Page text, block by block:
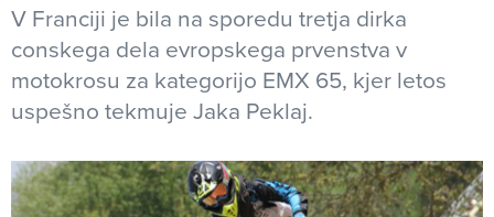
V Franciji je bila na sporedu tretja dirka
conskega dela evropskega prvenstva v
motokrosu za kategorijo EMX 65, kjer letos
uspešno tekmuje Jaka Peklaj.